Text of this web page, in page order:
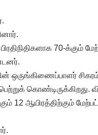
70-க்கும்
ஒருங்கிணைப்பாளர் சிகரம்
கொண்டிருக்கிறது.
ஆயிரத்திற்கும் மேற்பட்ட